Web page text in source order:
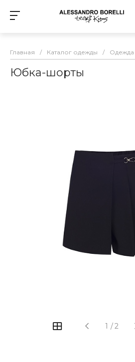
Главная / Каталог одежды / Одежда
Юбка-шорты
1 /2